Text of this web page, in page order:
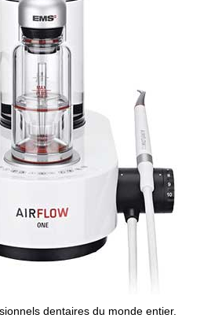
dentaires du monde entier.